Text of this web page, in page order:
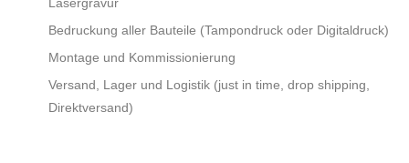
Bedruckung aller Bauteile (Tampondruck oder Digitaldruck)
Montage und Kommissionierung
Versand, Lager und Logistik (just in time, drop shipping,
Direktversand)